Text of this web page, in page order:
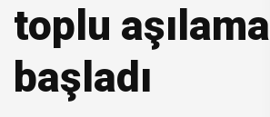
toplu aşılama
başladı